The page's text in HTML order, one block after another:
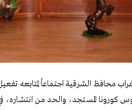
محافظ الشرقية اجتماعاً لمتابعه
كورونا المستجد، والحد من انتشاره،